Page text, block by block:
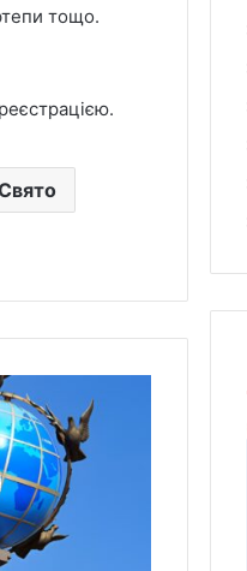
тощо.